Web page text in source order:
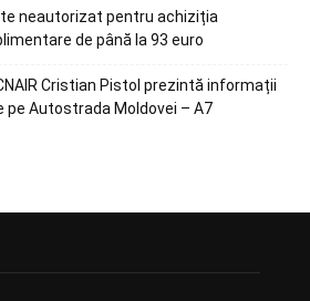
neautorizat pentru achiziția
de până la 93 euro
Cristian Pistol prezintă informații
pe Autostrada Moldovei – A7